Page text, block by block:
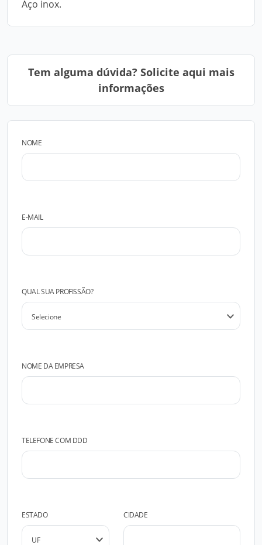
Aço inox.
Tem alguma dúvida? Solicite aqui mais
informações
NOME
E-MAIL
QUAL SUA PROFISSÃO?
NOME DA EMPRESA
TELEFONE COM DDD
ESTADO CIDADE